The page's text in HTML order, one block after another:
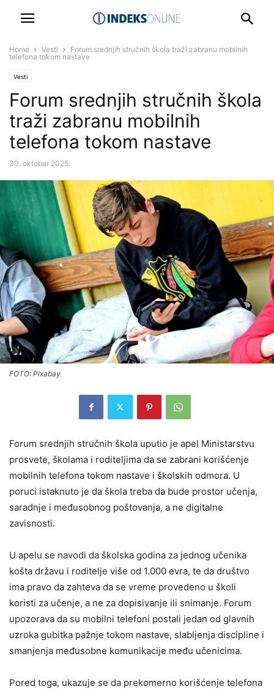
Home Vesti
Forum srednjih stručnih škola traži zabranu mobilnih
telefona tokom nastave
Vesti
Forum srednjih stručnih škola
traži zabranu mobilnih
telefona tokom nastave
30. oktobar 2025.
FOTO: Pixabay
Forum srednjih stručnih škola uputio je apel Ministarstvu
prosvete, školama i roditeljima da se zabrani korišćenje
mobilnih telefona tokom nastave i školskih odmora. U
poruci istaknuto je da škola treba da bude prostor učenja,
saradnje i međusobnog poštovanja, a ne digitalne
zavisnosti.
U apelu se navodi da školska godina za jednog učenika
košta državu i roditelje više od 1.000 evra, te da društvo
ima pravo da zahteva da se vreme provedeno u školi
koristi za učenje, a ne za dopisivanje ili snimanje. Forum
upozorava da su mobilni telefoni postali jedan od glavnih
uzroka gubitka pažnje tokom nastave, slabljenja discipline i
smanjenja međusobne komunikacije među učenicima.
Pored toga, ukazuje se da prekomerno korišćenje telefona